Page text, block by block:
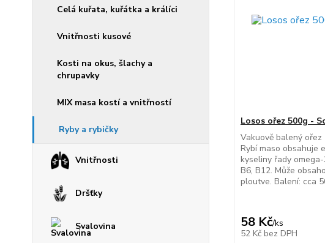
Celá kuřata, kuřátka a králíci
Vnitřnosti kusové
Kosti na okus, šlachy a
chrupavky
MIX masa kostí a vnitřností
Ryby a rybičky
Vnitřnosti
Dršťky
Svalovina
Losos ořez 500g -
Vakuově balený ořez
Rybí maso obsahuje
kyseliny řady omega-
B6, B12. Může
ploutve. Balení: cca
58 Kč/ks
52 Kč bez DPH